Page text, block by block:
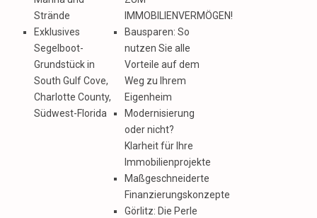
Strände
Exklusives
Segelboot-
Grundstück in
South Gulf Cove,
Charlotte County,
Südwest-Florida
IMMOBILIENVERMÖGEN!
Bausparen: So
nutzen Sie alle
Vorteile auf dem
Weg zu Ihrem
Eigenheim
Modernisierung
oder nicht?
Klarheit für Ihre
Immobilienprojekte
Maßgeschneiderte
Finanzierungskonzepte
Görlitz: Die Perle